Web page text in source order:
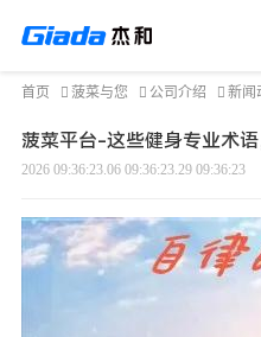
首页 菠菜与您 公司介绍 新闻
菠菜平台-这些健身专业术
2026 09:36:23.06 09:36:23.29 09:36:23